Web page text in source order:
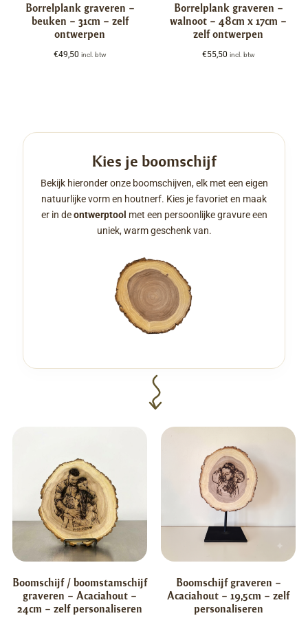
Borrelplank graveren –
beuken – 31cm – zelf
ontwerpen
€49,50 incl. btw
Borrelplank graveren –
walnoot – 48cm x 17cm –
zelf ontwerpen
€55,50 incl. btw
Kies je boomschijf
Bekijk hieronder onze boomschijven, elk met een eigen
natuurlijke vorm en houtnerf. Kies je favoriet en maak
er in deontwerptool met een persoonlijke gravure een
uniek, warm geschenk van.
Boomschijf / boomstamschijf
graveren – Acaciahout –
24cm – zelf personaliseren
Boomschijf graveren –
Acaciahout – 19,5cm – zelf
personaliseren